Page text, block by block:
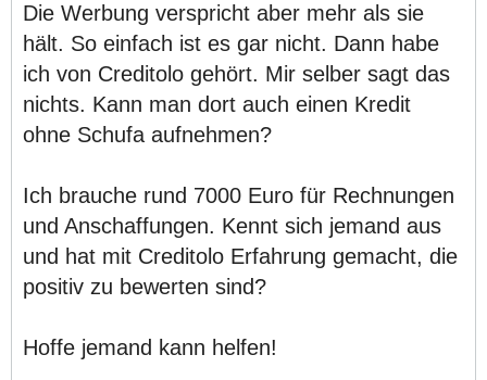
Die Werbung verspricht aber mehr als sie
hält. So einfach ist es gar nicht. Dann habe
ich von Creditolo gehört. Mir selber sagt das
nichts. Kann man dort auch einen Kredit
ohne Schufa aufnehmen?
Ich brauche rund 7000 Euro für Rechnungen
und Anschaffungen. Kennt sich jemand aus
und hat mit Creditolo Erfahrung gemacht, die
positiv zu bewerten sind?
Hoffe jemand kann helfen!